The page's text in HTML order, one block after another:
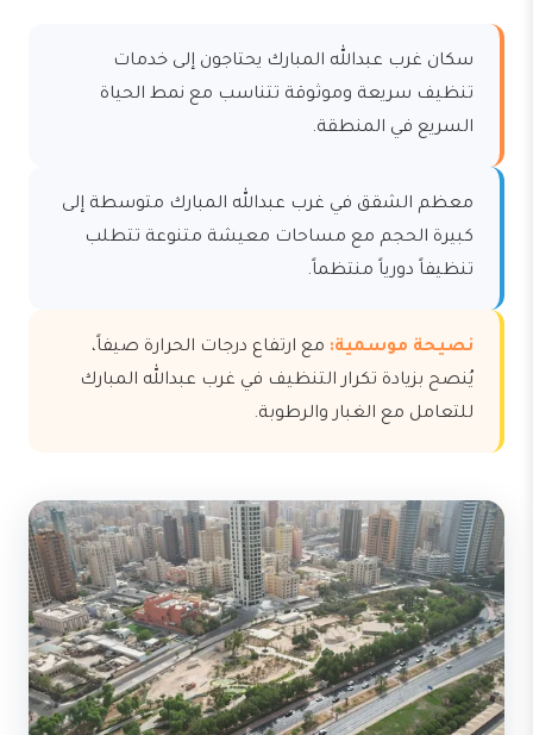
سكان غرب عبدالله المبارك يحتاجون إلى خدمات
تنظيف سريعة وموثوقة تتناسب مع نمط الحياة
السريع في المنطقة.
معظم الشقق في غرب عبدالله المبارك متوسطة إلى
كبيرة الحجم مع مساحات معيشة متنوعة تتطلب
تنظيفاً دورياً منتظماً.
نصيحة موسمية: مع ارتفاع درجات الحرارة صيفاً،
يُنصح بزيادة تكرار التنظيف في غرب عبدالله المبارك
للتعامل مع الغبار والرطوبة.